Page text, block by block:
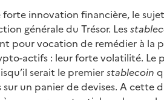
innovation financière, le
générale du Trésor. Les
pour vocation de remédier à la
actifs : leur forte volatilité. Le
serait le premierstablecoin
un panier de devises. A cette